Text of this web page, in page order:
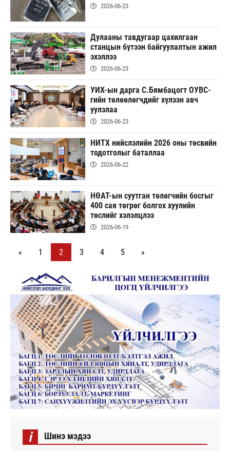
2026-06-23
Дулааны тавдугаар цахилгаан
станцын бүтээн байгуулалтын ажил
эхэллээ
2026-06-23
УИХ-ын дарга С.Бямбацогт ОУВС-
гийн төлөөлөгчдийг хүлээн авч
уулзлаа
2026-06-23
НИТХ нийслэлийн 2026 оны төсвийн
тодотголыг баталлаа
2026-06-22
НӨАТ-ын суутган төлөгчийн босгыг
400 сая төгрөг болгох хуулийн
төслийг хэлэлцлээ
2026-06-19
« 1 2 3 4 5 »
i Шинэ мэдээ